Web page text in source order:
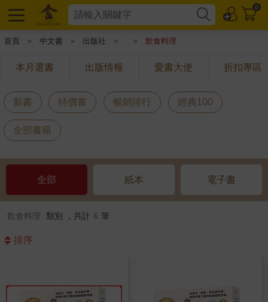
0
首頁 ＞ 中文書 ＞ 出版社 ＞ ＞ 飲食料理
本月選書 出版情報 愛書大使 折扣專區
新書 特價書 暢銷排行 經典100
全部書籍
全部 紙本 電子書
飲食料理 類別 ，共計 6 筆
排序